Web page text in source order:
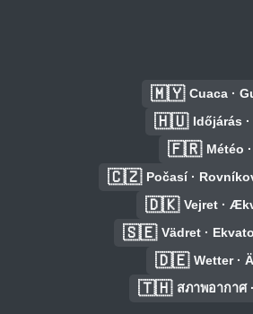
🇲🇾 Cuaca ·
🇭🇺 Időjárás
🇫🇷 Météo
🇨🇿 Počasí ·
🇩🇰 Vejret ·
🇸🇪 Vädret ·
🇩🇪 Wetter ·
🇹🇭 สภาพอากาศ